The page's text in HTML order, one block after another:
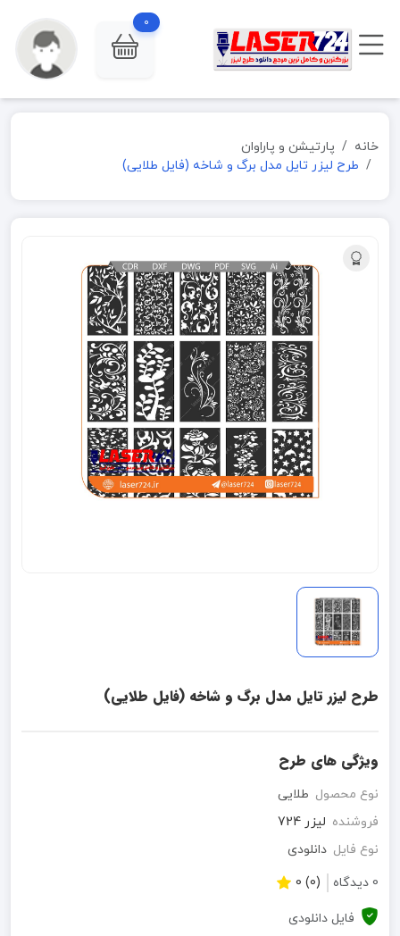
0
خانه
پارتیشن و پاراوان
طرح لیزر تایل مدل برگ و شاخه (فایل طلایی)
طرح لیزر تایل مدل برگ و شاخه (فایل طلایی)
ویژگی های طرح
نوع محصول طلایی
فروشنده لیزر 724
نوع فایل دانلودی
0 دیدگاه
(0) 0
فایل دانلودی